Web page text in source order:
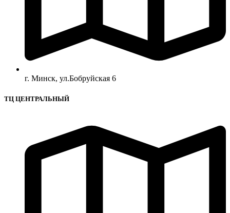
г. Минск, ул.Бобруйская 6
ТЦ ЦЕНТРАЛЬНЫЙ